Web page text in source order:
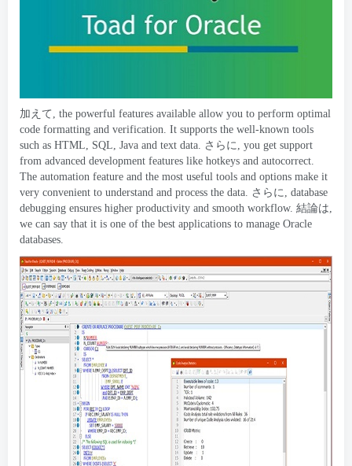
加えて, the powerful features available allow you to perform optimal
code formatting and verification. It supports the well-known tools
such as HTML, SQL, Java and text data. さらに, you get support
from advanced development features like hotkeys and autocorrect.
The automation feature and the most useful tools and options make it
very convenient to understand and process the data. さらに, database
debugging ensures higher productivity and smooth workflow. 結論は,
we can say that it is one of the best applications to manage Oracle
databases.